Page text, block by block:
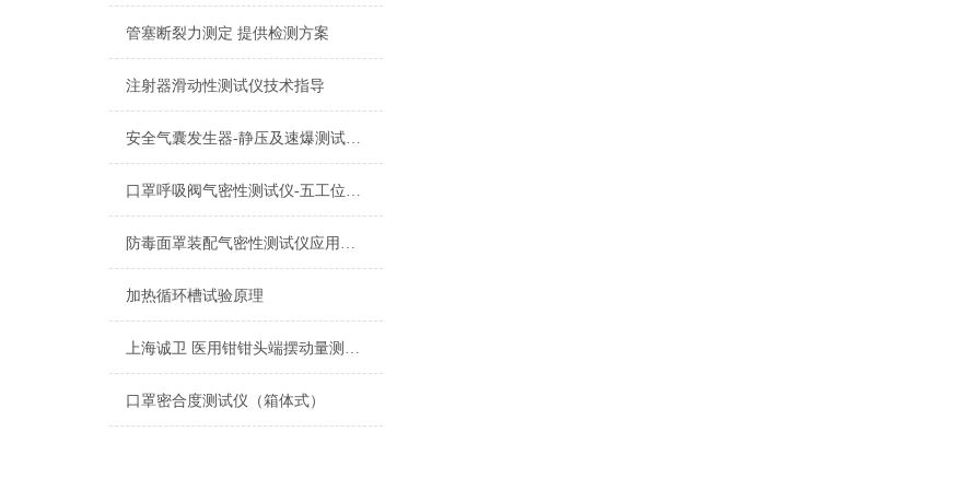
管塞断裂力测定 提供检测方案
注射器滑动性测试仪技术指导
安全气囊发生器-静压及速爆测试系统 检测准确
口罩呼吸阀气密性测试仪-五工位产品介绍
防毒面罩装配气密性测试仪应用在哪方面
加热循环槽试验原理
上海诚卫 医用钳钳头端摆动量测定仪 精工制造参数解析
口罩密合度测试仪（箱体式）